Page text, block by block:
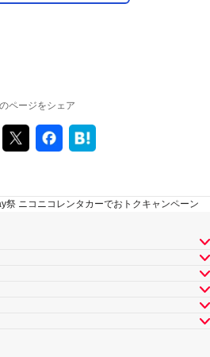
ページをシェア
祭 ニコニコレンタカーでおトクキャンペーン